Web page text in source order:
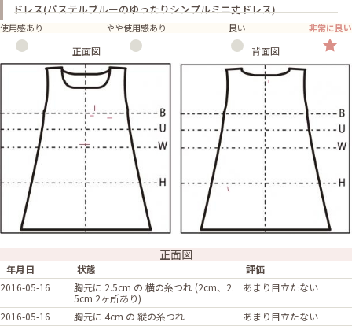
ドレス(パステルブルーのゆったりシンプルミニ丈ドレス)
使用感あり やや使用感あり 良い 非常に良い
正面図 背面図
正面図
年月日 状態
評価
2016-05-16
胸元に 2.5cm の 横の糸つれ (2cm、2.
5cm 2ヶ所あり)
あまり目立たない
2016-05-16 胸元に 4cm の 縦の糸つれ
あまり目立たない